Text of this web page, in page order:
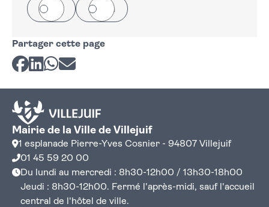
Oui Non
Partager cette page
Partager sur Facebook
Partager sur LinkedIn
Partager sur Whatsapp
Partager par courriel
Mairie de la Ville de Villejuif
1 esplanade Pierre-Yves Cosnier - 94807 Villejuif
01 45 59 20 00
Du lundi au mercredi : 8h30-12h00 / 13h30-18h00
Jeudi : 8h30-12h00. Fermé l'après-midi, sauf l'accueil
central de l'hôtel de ville.